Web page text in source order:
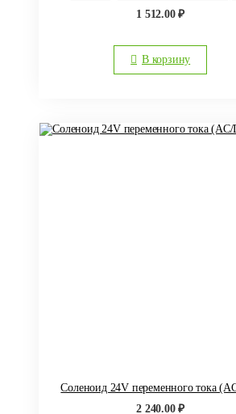
1 512.00₽
В корзину
Соленоид 24V переменного тока
2 240.00₽